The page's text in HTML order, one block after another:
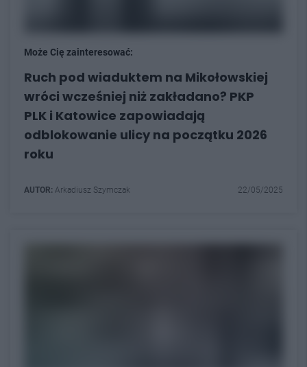
Może Cię zainteresować:
Ruch pod wiaduktem na Mikołowskiej
wróci wcześniej niż zakładano? PKP
PLK i Katowice zapowiadają
odblokowanie ulicy na początku 2026
roku
AUTOR: Arkadiusz Szymczak 22/05/2025